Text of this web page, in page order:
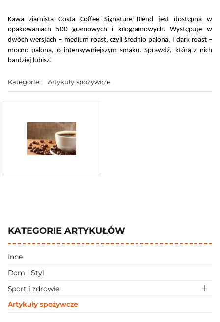
KATEGORIE ARTYKUŁÓW
Inne
Dom i Styl
Sport i zdrowie
Artykuły spożywcze
Kawa ziarnista Costa Coffee Signature Blend jest dostępna w
opakowaniach 500 gramowych i kilogramowych. Występuje w
dwóch wersjach – medium roast, czyli średnio palona, i dark roast –
mocno palona, o intensywniejszym smaku. Sprawdź, którą z nich
bardziej lubisz!
Kategorie: Artykuły spożywcze